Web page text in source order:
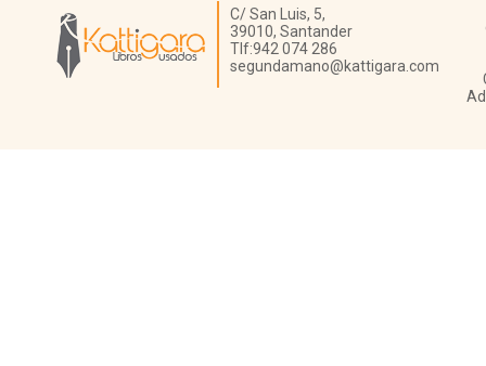
Librería Kattigara
C/ San Luis, 5,
39010, Santander
Tlf:942 074 286
segundamano@kattigara.com